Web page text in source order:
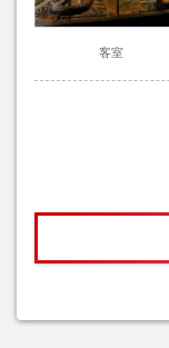
客室